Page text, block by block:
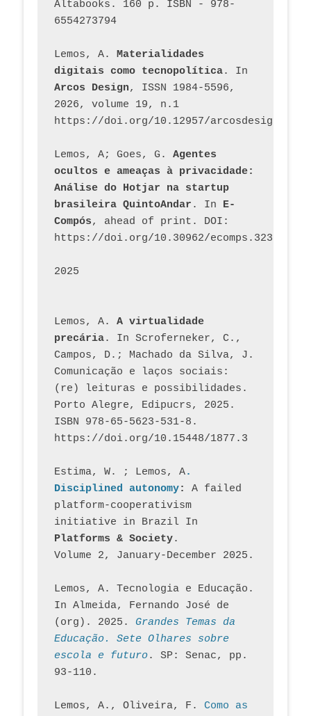
Altabooks. 160 p. ISBN - 978-
6554273794
Lemos, A. Materialidades
digitais como tecnopolítica
Arcos Design, ISSN 1984-5596,
2026, volume 19, n.1
https://doi.org/10.12957/
Lemos, A; Goes, G. Agentes
ocultos e ameaças à privacidade:
Análise do Hotjar na startup
brasileira QuintoAndar . In E-
Compós, ahead of print. DOI:
https://doi.org/10.30962/ecomps.3231
2025
Lemos, A. A virtualidade
precária. In Scroferneker, C.,
Campos, D.; Machado da Silva, J.
Comunicação e laços sociais:
(re) leituras e possibilidades.
Porto Alegre, Edipucrs, 2025.
ISBN 978-65-5623-531-8.
https://doi.org/10.15448/1877.3
Estima, W. ; Lemos, A.
Disciplined autonomy: A failed
platform-cooperativism
initiative in Brazil In
Platforms & Society.
Volume 2, January-December 2025.
Lemos, A. Tecnologia e Educação.
In Almeida, Fernando José de
(org). 2025. Grandes Temas da
Educação. Sete Olhares sobre
escola e futuro. SP: Senac, pp.
93-110.
Lemos, A., Oliveira, F. Como as